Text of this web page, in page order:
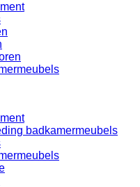
badkamermeubels